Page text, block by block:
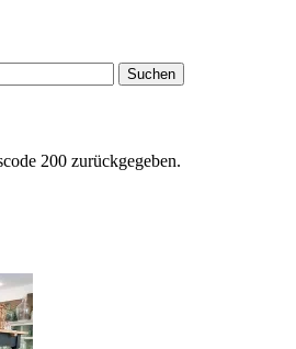
200 zurückgegeben.